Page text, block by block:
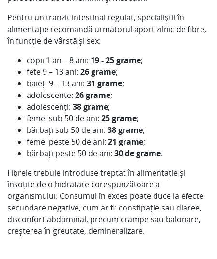
Pentru un tranzit intestinal regulat, specialiștii în
alimentație recomandă următorul aport zilnic de fibre,
în funcție de vârstă și sex:
copii 1 an – 8 ani: 19 - 25 grame;
fete 9 – 13 ani: 26 grame;
băieți 9 – 13 ani: 31 grame;
adolescente: 26 grame;
adolescenți: 38 grame;
femei sub 50 de ani: 25 grame;
bărbați sub 50 de ani: 38 grame;
femei peste 50 de ani: 21 grame;
bărbați peste 50 de ani: 30 de grame.
Fibrele trebuie introduse treptat în alimentație și
însoțite de o hidratare corespunzătoare a
organismului. Consumul în exces poate duce la efecte
secundare negative, cum ar fi: constipație sau diaree,
disconfort abdominal, precum crampe sau balonare,
creșterea în greutate, demineralizare.